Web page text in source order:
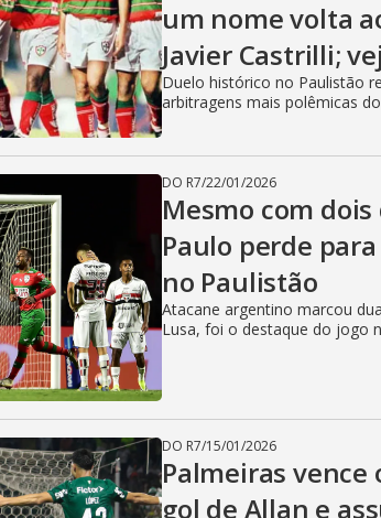
um nome volta
Javier Castrilli;
Duelo histórico no Paulistão
arbitragens mais polêmicas
DO R7/22/01/2026
Mesmo com dois
Paulo perde
no Paulistão
Atacane argentino marcou
Lusa, foi o destaque do jogo
DO R7/15/01/2026
Palmeiras vence
gol de Allan e